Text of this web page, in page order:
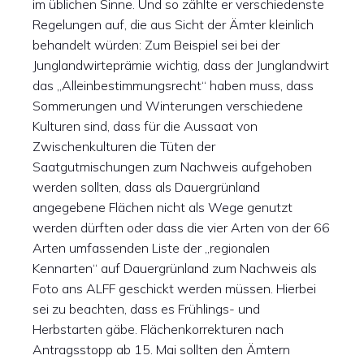
im üblichen Sinne. Und so zählte er verschiedenste
Regelungen auf, die aus Sicht der Ämter kleinlich
behandelt würden: Zum Beispiel sei bei der
Junglandwirteprämie wichtig, dass der Junglandwirt
das „Alleinbestimmungsrecht“ haben muss, dass
Sommerungen und Winterungen verschiedene
Kulturen sind, dass für die Aussaat von
Zwischenkulturen die Tüten der
Saatgutmischungen zum Nachweis aufgehoben
werden sollten, dass als Dauergrünland
angegebene Flächen nicht als Wege genutzt
werden dürften oder dass die vier Arten von der 66
Arten umfassenden Liste der „regionalen
Kennarten“ auf Dauergrünland zum Nachweis als
Foto ans ALFF geschickt werden müssen. Hierbei
sei zu beachten, dass es Frühlings- und
Herbstarten gäbe. Flächenkorrekturen nach
Antragsstopp ab 15. Mai sollten den Ämtern